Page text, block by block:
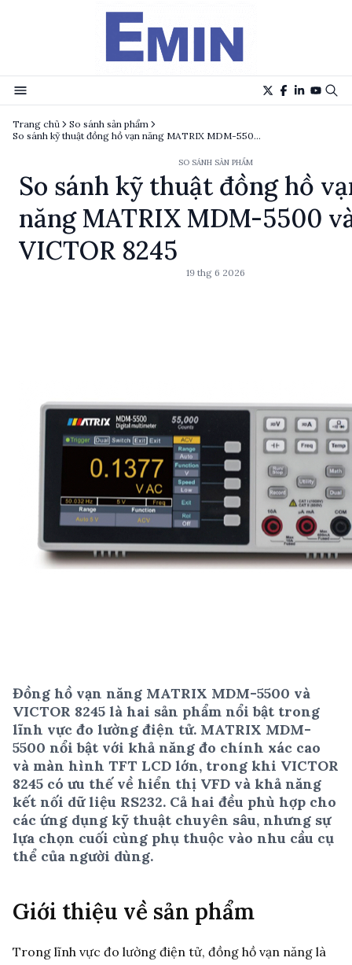
Trang chủ
So sánh sản phẩm
So sánh kỹ thuật đồng hồ vạn năng MATRIX MDM-5500 và VICTOR 8245
SO SÁNH SẢN PHẨM
So sánh kỹ thuật đồng hồ
năng MATRIX MDM-5500
VICTOR 8245
19 thg 6 2026
Đồng hồ vạn năng MATRIX MDM-5500 và
VICTOR 8245 là hai sản phẩm nổi bật trong
lĩnh vực đo lường điện tử. MATRIX MDM-
5500 nổi bật với khả năng đo chính xác cao
và màn hình TFT LCD lớn, trong khi VICTOR
8245 có ưu thế về hiển thị VFD và khả năng
kết nối dữ liệu RS232. Cả hai đều phù hợp cho
các ứng dụng kỹ thuật chuyên sâu, nhưng sự
lựa chọn cuối cùng phụ thuộc vào nhu cầu cụ
thể của người dùng.
Giới thiệu về sản phẩm
Trong lĩnh vực đo lường điện tử, đồng hồ vạn năng là